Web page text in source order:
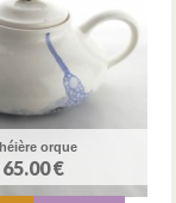
orque
65.00 €